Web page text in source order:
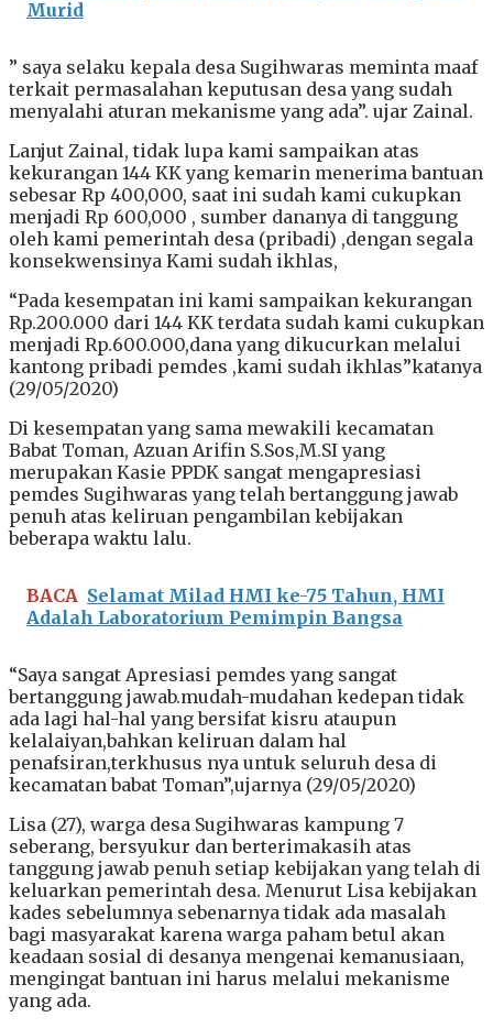
Murid
” saya selaku kepala desa Sugihwaras meminta maaf
terkait permasalahan keputusan desa yang sudah
menyalahi aturan mekanisme yang ada”. ujar Zainal.
Lanjut Zainal, tidak lupa kami sampaikan atas
kekurangan 144 KK yang kemarin menerima bantuan
sebesar Rp 400,000, saat ini sudah kami cukupkan
menjadi Rp 600,000 , sumber dananya di tanggung
oleh kami pemerintah desa (pribadi) ,dengan segala
konsekwensinya Kami sudah ikhlas,
“Pada kesempatan ini kami sampaikan kekurangan
Rp.200.000 dari 144 KK terdata sudah kami cukupkan
menjadi Rp.600.000,dana yang dikucurkan melalui
kantong pribadi pemdes ,kami sudah ikhlas”katanya
(29/05/2020)
Di kesempatan yang sama mewakili kecamatan
Babat Toman, Azuan Arifin S.Sos,M.SI yang
merupakan Kasie PPDK sangat mengapresiasi
pemdes Sugihwaras yang telah bertanggung jawab
penuh atas keliruan pengambilan kebijakan
beberapa waktu lalu.
BACA Selamat Milad HMI ke-75 Tahun, HMI
Adalah Laboratorium Pemimpin Bangsa
“Saya sangat Apresiasi pemdes yang sangat
bertanggung jawab.mudah-mudahan kedepan tidak
ada lagi hal-hal yang bersifat kisru ataupun
kelalaiyan,bahkan keliruan dalam hal
penafsiran,terkhusus nya untuk seluruh desa di
kecamatan babat Toman”,ujarnya (29/05/2020)
Lisa (27), warga desa Sugihwaras kampung 7
seberang, bersyukur dan berterimakasih atas
tanggung jawab penuh setiap kebijakan yang telah di
keluarkan pemerintah desa. Menurut Lisa kebijakan
kades sebelumnya sebenarnya tidak ada masalah
bagi masyarakat karena warga paham betul akan
keadaan sosial di desanya mengenai kemanusiaan,
mengingat bantuan ini harus melalui mekanisme
yang ada.